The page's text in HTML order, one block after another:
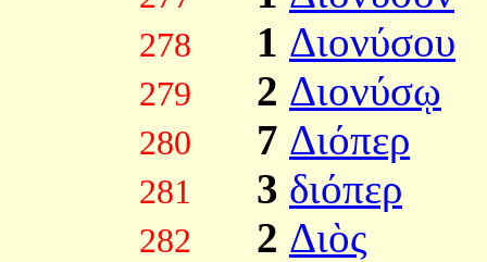
278 1 Διονύσου
279 2 Διονύσῳ
280 7 Διόπερ
281 3 διόπερ
282 2 Διὸς